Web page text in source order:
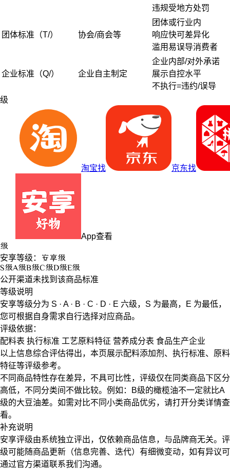
违规受地方处罚
团体标准（T/） 协会/商会等
团体或行业内
响应快可差异化
滥用易误导消费者
企业标准（Q/） 企业自主制定
企业内部/对外承诺
展示自控水平
不执行=违约/误导
级
淘宝找 京东找
App查看
级
安享等级： 安享级
S级A级B级C级D级E级
公开渠道未找到该商品标准
等级说明
安享等级分为 S · A · B · C · D · E 六级， S 为最高， E 为最低，
您可根据自身需求自行选择对应商品。
评级依据：
配料表 执行标准 工艺原料特征 营养成分表 食品生产企业
以上信息综合评估得出，本页展示配料添加剂 、 执行标准、 原料
特征等评级参考。
不同商品特性存在差异，不具可比性，评级仅在 同类商品下区分
高低，不同分类间不做比较。例如：B级的橄榄油不一定就比A
级的大豆油差。如需对比不同小类商品优劣，请打开分类详情查
看。
补充说明
安享评级由系统独立评出，仅依赖商品信息， 与品牌商无关。评
级可能随商品更新（信息完善、迭代）有细微变动，如有异议可
通过官方渠道联系我们沟通。